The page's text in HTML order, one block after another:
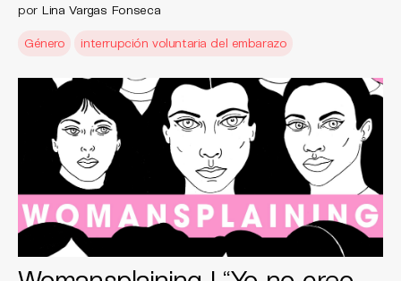
por Lina Vargas Fonseca
Género interrupción voluntaria del embarazo